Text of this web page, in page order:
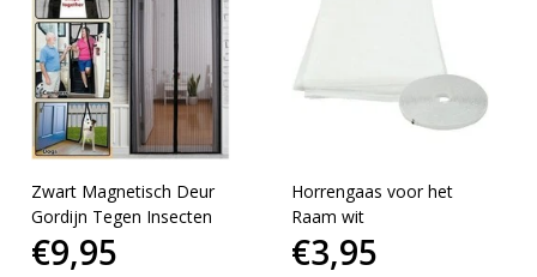
Zwart Magnetisch Deur
Gordijn Tegen Insecten
€9,95
Horrengaas voor het
Raam wit
€3,95